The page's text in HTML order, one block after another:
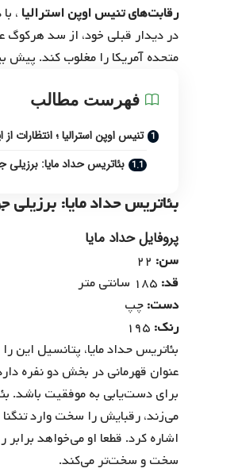
رقابت‌های تنیس اوپن استرالیا ،
در دیدار قبلی خود، از سد هرکوگ
متحده آمریکا را مغلوب کند. پیش
فهرست مطالب
تنیس اوپن استرالیا ؛ انتظارات
بئاتریس حداد مایا: برزیلی
بئاتریس حداد مایا: برزیلی
پروفایل حداد مایا
سن:
قد:
دست:چپ
رنک:
بئاتریس حداد مایا، پتانسیل این
عنوان قهرمانی در بخش دو نفره
برای دست‌یابی به موفقیت باشد.
می‌زند، رقبایش را سخت وارد
اشاره کرد. قطعا او می‌خواهد
سخت و سخت‌تر می‌کند.